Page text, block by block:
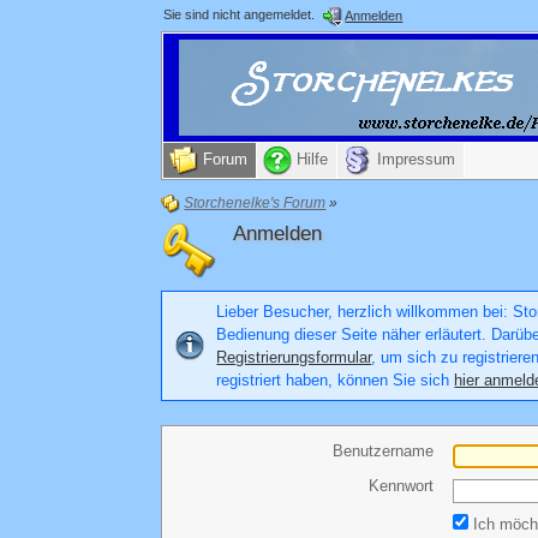
Sie sind nicht angemeldet. Anmelden
Forum Hilfe Impressum
Storchenelke's Forum »
Anmelden
Lieber Besucher, herzlich willkommen bei:
Bedienung dieser Seite näher erläutert.
Registrierungsformular, um sich zu
registriert haben, können Sie sich hier
Benutzername
Kennwort
Ich